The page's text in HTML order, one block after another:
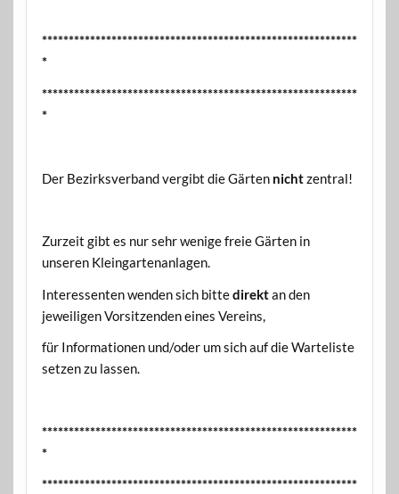
***********************************************************
*
***********************************************************
*
Der Bezirksverband vergibt die Gärten nichtzentral!
Zurzeit gibt es nur sehr wenige freie Gärten in
unseren Kleingartenanlagen.
Interessenten wenden sich bittedirektan den
jeweiligen Vorsitzenden eines Vereins,
für Informationen und/oder um sich auf die Warteliste
setzen zu lassen.
***********************************************************
*
***********************************************************